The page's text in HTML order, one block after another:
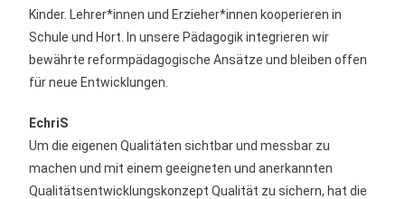
Kinder. Lehrer*innen und Erzieher*innen kooperieren in
Schule und Hort. In unsere Pädagogik integrieren wir
bewährte reformpädagogische Ansätze und bleiben offen
für neue Entwicklungen.
EchriS
Um die eigenen Qualitäten sichtbar und messbar zu
machen und mit einem geeigneten und anerkannten
Qualitätsentwicklungskonzept Qualität zu sichern, hat die